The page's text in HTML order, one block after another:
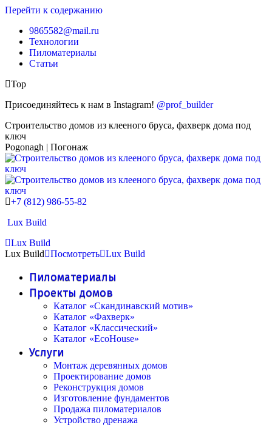
Перейти к содержанию
9865582@mail.ru
Технологии
Пиломатериалы
Статьи
Top
Присоединяйтесь к нам в Instagram! @prof_builder
Строительство домов из клееного бруса, фахверк дома под
ключ
Pogonagh | Погонаж
+7 (812) 986-55-82
Lux Build
Lux Build
Lux Build
Посмотреть Lux Build
Пиломатериалы
Проекты домов
Каталог «Скандинавский мотив»
Каталог «Фахверк»
Каталог «Классический»
Каталог «EcoHouse»
Услуги
Монтаж деревянных домов
Проектирование домов
Реконструкция домов
Изготовление фундаментов
Продажа пиломатериалов
Устройство дренажа